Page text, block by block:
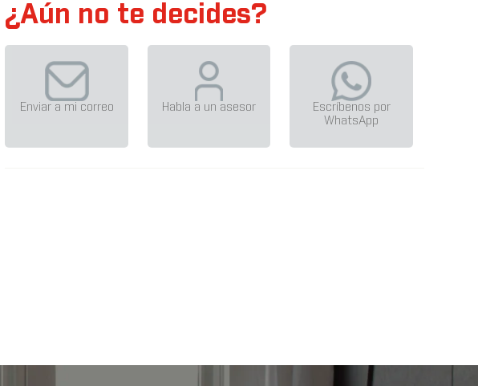
¿Aún no te decides?
Enviar a mi correo Habla a un asesor
Escríbenos por
WhatsApp